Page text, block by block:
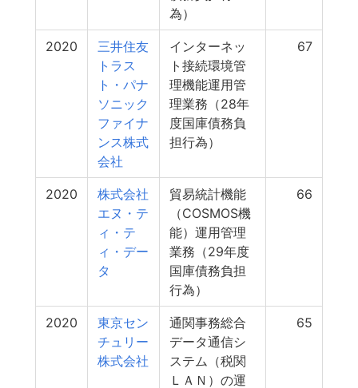
為）
2020
三井住友
トラス
ト・パナ
ソニック
ファイナ
ンス株式
会社
インターネッ
ト接続環境管
理機能運用管
理業務（28年
度国庫債務負
担行為）
67
2020
株式会社
エヌ・テ
ィ・テ
ィ・デー
タ
貿易統計機能
（COSMOS機
能）運用管理
業務（29年度
国庫債務負担
行為）
66
2020
東京セン
チュリー
株式会社
通関事務総合
データ通信シ
ステム（税関
ＬＡＮ）の運
65